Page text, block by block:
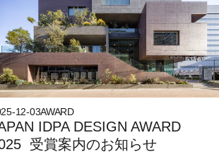
IDPA DESIGN AWARD
受賞案内のお知らせ
12-03AWARD